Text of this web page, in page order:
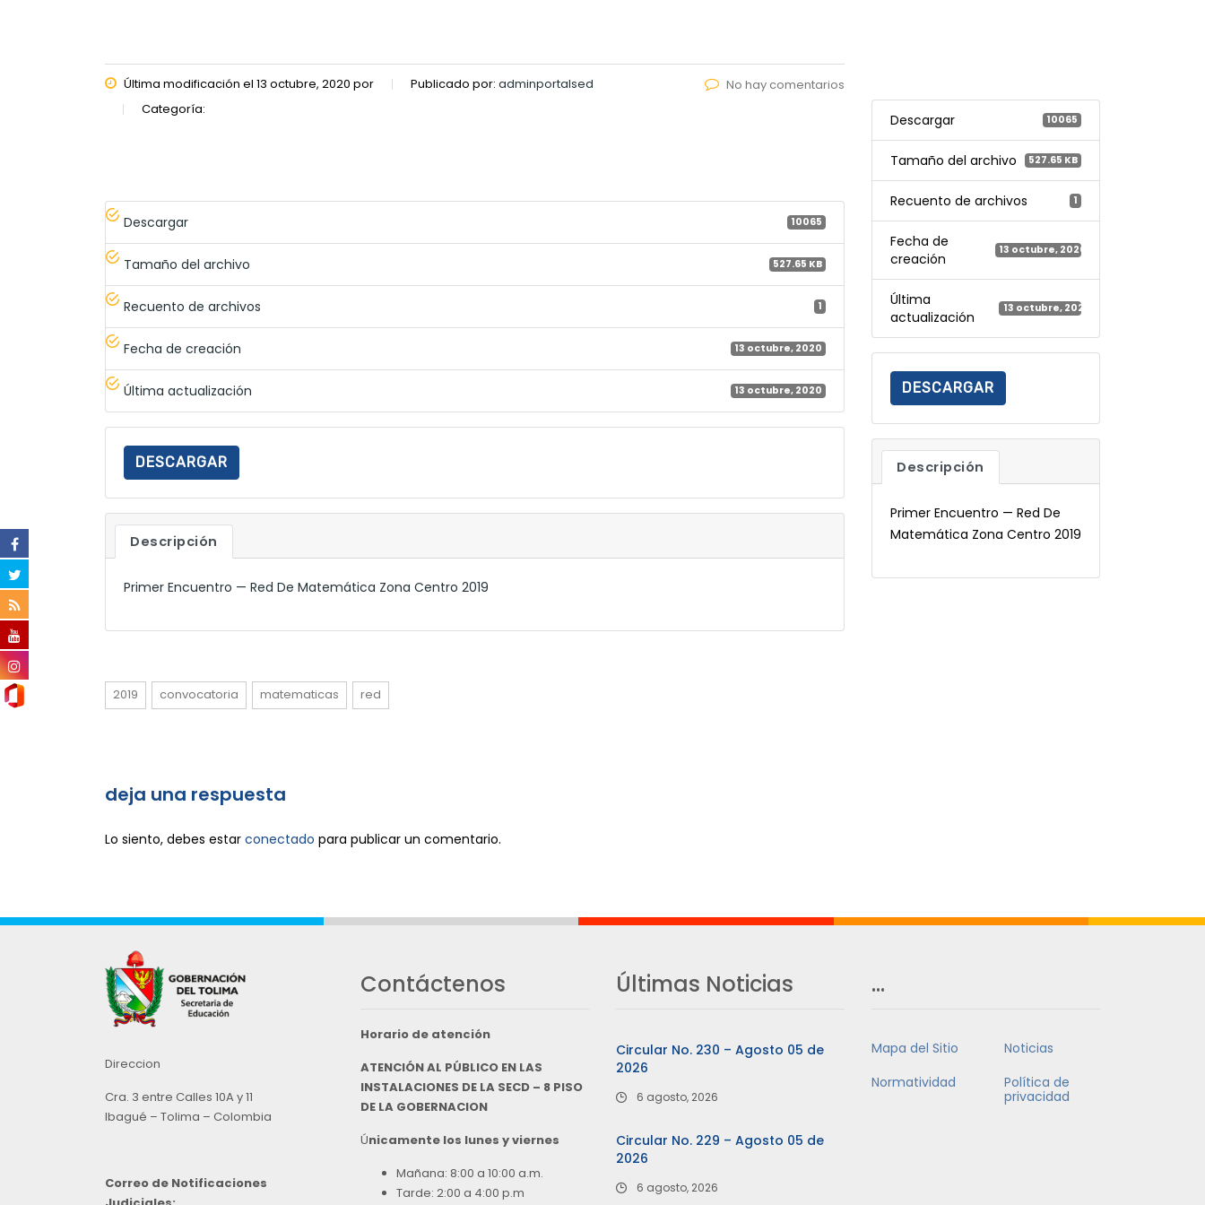
Última modificación el 13 octubre, 2020 por Publicado por: adminportalsed
Categoría:
No hay comentarios
Descargar 10065
Tamaño del archivo 527.65 KB
Recuento de archivos 1
Fecha de creación 13 octubre, 2020
Última actualización 13 octubre, 2020
DESCARGAR
Descripción
Primer Encuentro — Red De Matemática Zona Centro 2019
2019 convocatoria matematicas red
deja una respuesta
Lo siento, debes estar conectado para publicar un comentario.
Descargar 10065
Tamaño del archivo 527.65 KB
Recuento de archivos 1
Fecha de
creación
13 octubre, 2020
Última
actualización
13 octubre, 2020
DESCARGAR
Descripción
Primer Encuentro — Red De
Matemática Zona Centro 2019
Direccion
Cra. 3 entre Calles 10A y 11
Ibagué – Tolima – Colombia
Correo de Notificaciones
Contáctenos
Horario de atención
ATENCIÓN AL PÚBLICO EN LAS
INSTALACIONES DE LA SECD – 8 PISO
DE LA GOBERNACION
Únicamente los lunes y viernes
Mañana: 8:00 a 10:00 a.m.
Tarde: 2:00 a 4:00 p.m
Últimas Noticias
Circular No. 230 – Agosto 05 de
2026
6 agosto, 2026
Circular No. 229 – Agosto 05 de
2026
6 agosto, 2026
…
Mapa del Sitio
Noticias
Normatividad
Política de
privacidad